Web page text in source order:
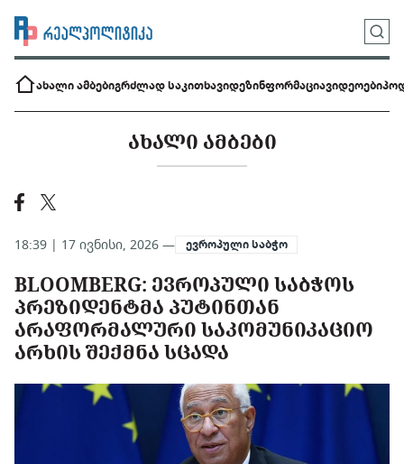
ახალი ამბებიგრძლად საკითხავიდეზინფორმაციავიდეოები
ᲐᲮᲐᲚᲘ ᲐᲛᲑᲔᲑᲘ
18:39 | 17 ივნისი, 2026 — ევროპული საბჭო
BLOOMBERG: ᲔᲕᲠᲝᲞᲣᲚᲘ ᲡᲐᲑᲭᲝᲡ
ᲞᲠᲔᲖᲘᲓᲔᲜᲢᲛᲐ ᲞᲣᲢᲘᲜᲗᲐᲜ
ᲐᲠᲐᲤᲝᲠᲛᲐᲚᲣᲠᲘ ᲡᲐᲙᲝᲛᲣᲜᲘᲙᲐᲪᲘᲝ
ᲐᲠᲮᲘᲡ ᲨᲔᲥᲛᲜᲐ ᲡᲪᲐᲓᲐ